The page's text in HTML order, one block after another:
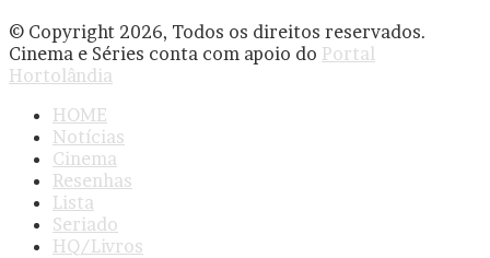
© Copyright 2026, Todos os direitos reservados.
Cinema e Séries conta com apoio do Portal
Hortolândia
HOME
Notícias
Cinema
Resenhas
Lista
Seriado
HQ/Livros